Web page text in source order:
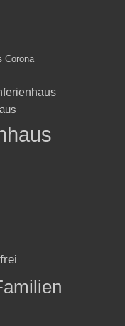
Corona